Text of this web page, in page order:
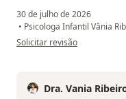
30 de julho de 2026
• Psicologa Infantil Vânia
na opinião do utilizador E.A
Solicitar revisão
Dra. Vania